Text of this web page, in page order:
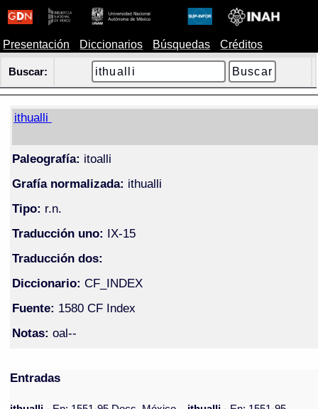
Presentación Diccionarios Búsquedas Créditos
Buscar:
ithualli
Paleografía: itoalli
Grafía normalizada: ithualli
Tipo: r.n.
Traducción uno: IX-15
Traducción dos:
Diccionario: CF_INDEX
Fuente: 1580 CF Index
Notas: oal--
Entradas